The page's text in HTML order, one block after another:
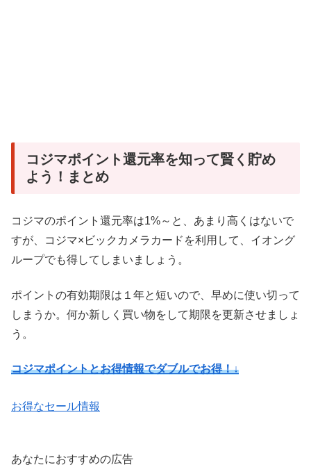
コジマポイント還元率を知って賢く貯め
よう！まとめ
コジマのポイント還元率は1%～と、あまり高くはないで
すが、コジマ×ビックカメラカードを利用して、イオング
ループでも得してしまいましょう。
ポイントの有効期限は１年と短いので、早めに使い切って
しまうか。何か新しく買い物をして期限を更新させましょ
う。
コジマポイントとお得情報でダブルでお得！↓
お得なセール情報
あなたにおすすめの広告